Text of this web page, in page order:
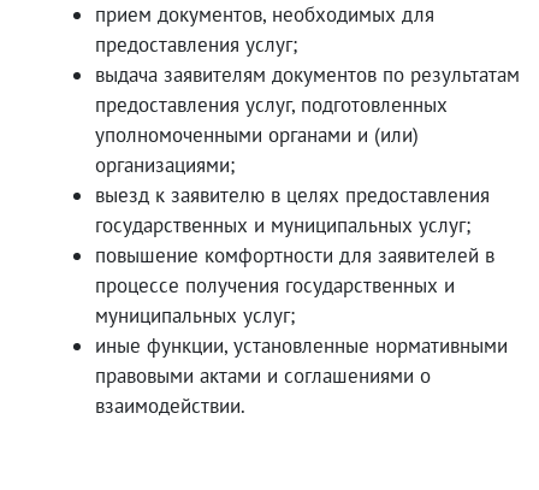
прием документов, необходимых для
предоставления услуг;
выдача заявителям документов по результатам
предоставления услуг, подготовленных
уполномоченными органами и (или)
организациями;
выезд к заявителю в целях предоставления
государственных и муниципальных услуг;
повышение комфортности для заявителей в
процессе получения государственных и
муниципальных услуг;
иные функции, установленные нормативными
правовыми актами и соглашениями о
взаимодействии.